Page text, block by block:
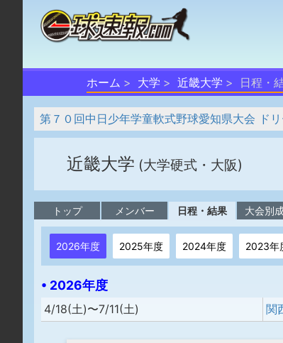
ホーム 大学 近畿大学 日程・
第７０回中日少年学童軟式野球愛知県大会 ド
近畿大学 (大学硬式・大阪)
トップ メンバー 日程・結果 大会別
2026年度 2025年度 2024年度 2023年
• 2026年度
4/18(土)〜7/11(土) 関